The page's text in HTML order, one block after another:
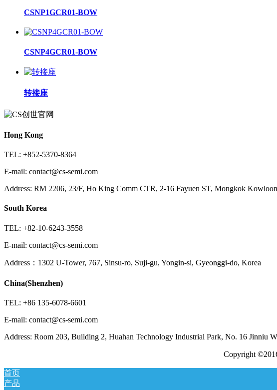
CSNP1GCR01-BOW
CSNP4GCR01-BOW
转接座
Hong Kong
TEL: +852-5370-8364
E-mail: contact@cs-semi.com
Address: RM 2206, 23/F, Ho King Comm CTR, 2-16 Fayuen ST, Mongkok
South Korea
TEL: +82-10-6243-3558
E-mail: contact@cs-semi.com
Address：1302 U-Tower, 767, Sinsu-ro, Suji-gu, Yongin-si, Gyeonggi-do, Korea
China(Shenzhen)
TEL: +86 135-6078-6601
E-mail: contact@cs-semi.com
Address: Room 203, Building 2, Huahan Technology Industrial Park, No. 16 Jinniu
Copyright
首页
产品